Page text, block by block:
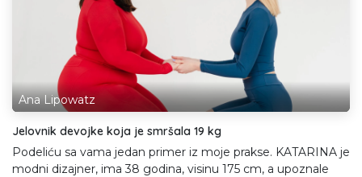
Ana Lipowatz
Jelovnik devojke koja je smršala 19 kg
Podeliću sa vama jedan primer iz moje prakse. KATARINA je
modni dizajner, ima 38 godina, visinu 175 cm, a upoznale